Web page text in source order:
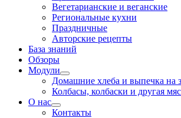
Вегетарианские и веганские
Региональные кухни
Праздничные
Авторские рецепты
База знаний
Обзоры
Модули
Домашние хлеба и выпечка на
Колбасы, колбаски и другая
О нас
Контакты